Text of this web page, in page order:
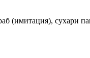
(имитация), сухари